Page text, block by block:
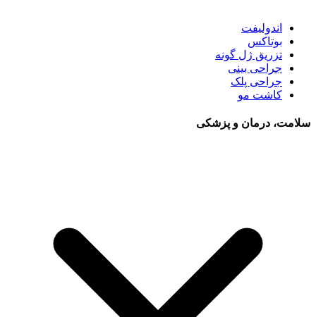
اندولیفت
بوتاکس
تزریق ژل گونه
جراحی بینی
جراحی پلک
کاشت مو
سلامت، درمان و پزشکی